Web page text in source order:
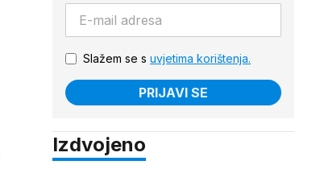
Slažem se s uvjetima korištenja.
PRIJAVI SE
Izdvojeno